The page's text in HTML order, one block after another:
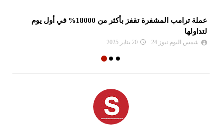
عملة ترامب المشفرة تقفز بأكثر من 18000% في أول يوم
لتداولها
شمس اليوم نيوز 24 20 يناير 2025